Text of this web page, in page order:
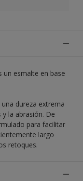
un esmalte en base
dureza extrema
la abrasión. De
para facilitar
largo
retoques.